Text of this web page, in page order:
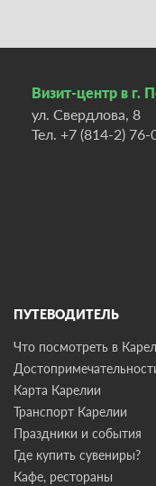
Визит-центр в г.
ул. Свердлова, 8
Тел. +7 (814-2) 76-
ПУТЕВОДИТЕЛЬ
Что посмотреть в
Карта Карелии
Транспорт Карелии
Праздники и события
Где купить сувениры?
Кафе, рестораны